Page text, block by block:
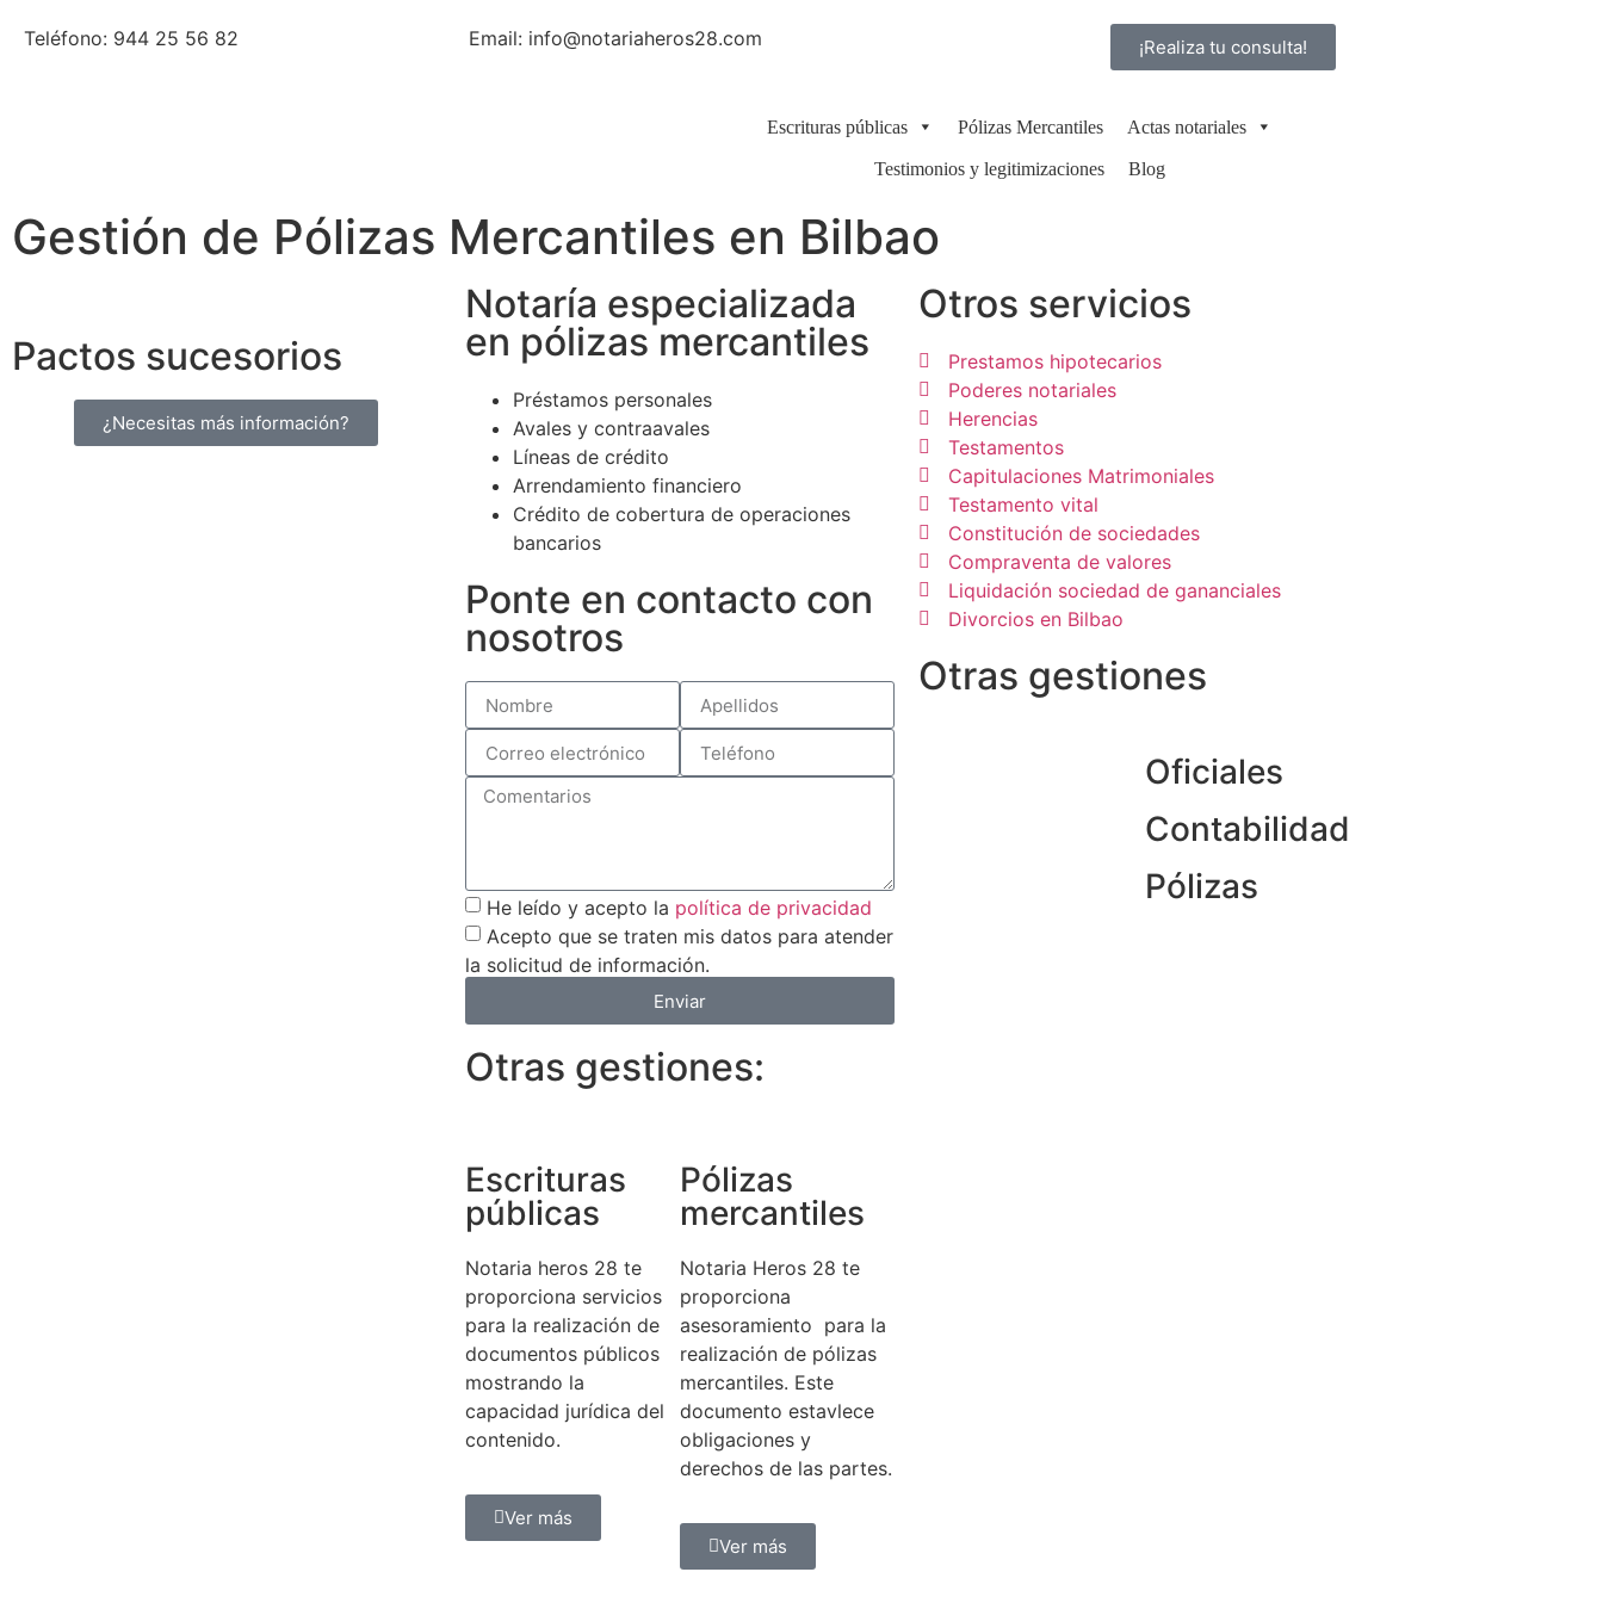
Teléfono: 944 25 56 82 Email: info@notariaheros28.com ¡Realiza tu consulta!
Escrituras públicas Pólizas Mercantiles Actas notariales
Testimonios y legitimizaciones Blog
Gestión de Pólizas Mercantiles en Bilbao
Pactos sucesorios
¿Necesitas más información?
Notaría especializada
en pólizas mercantiles
Préstamos personales
Avales y contraavales
Líneas de crédito
Arrendamiento financiero
Crédito de cobertura de operaciones
bancarios
Ponte en contacto con
nosotros
He leído y acepto la política de privacidad
Acepto que se traten mis datos para atender
la solicitud de información.
Enviar
Otras gestiones:
Escrituras
públicas
Notaria heros 28 te
proporciona servicios
para la realización de
documentos públicos
mostrando la
capacidad jurídica del
contenido.
Ver más
Pólizas
mercantiles
Notaria Heros 28 te
proporciona
asesoramiento para la
realización de pólizas
mercantiles. Este
documento estavlece
obligaciones y
derechos de las partes.
Ver más
Otros servicios
Prestamos hipotecarios
Poderes notariales
Herencias
Testamentos
Capitulaciones Matrimoniales
Testamento vital
Constitución de sociedades
Compraventa de valores
Liquidación sociedad de gananciales
Divorcios en Bilbao
Otras gestiones
Oficiales
Contabilidad
Pólizas